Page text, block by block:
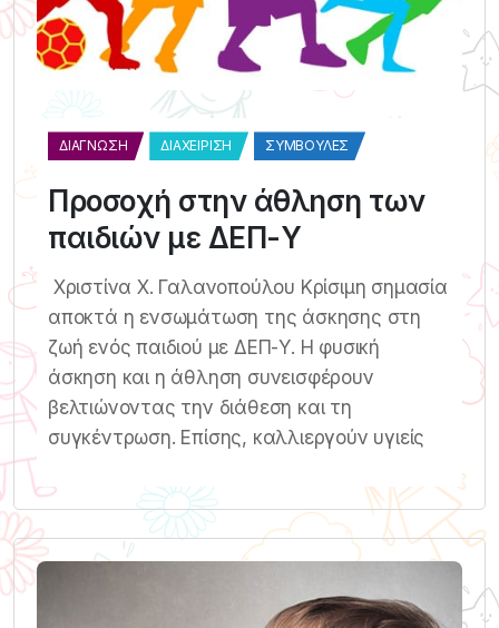
ΔΙΆΓΝΩΣΗ ΔΙΑΧΕΊΡΙΣΗ ΣΥΜΒΟΥΛΈΣ
Προσοχή στην άθληση των
παιδιών με ΔΕΠ-Υ
Χριστίνα Χ. Γαλανοπούλου Κρίσιμη σημασία
αποκτά η ενσωμάτωση της άσκησης στη
ζωή ενός παιδιού με ΔΕΠ-Υ. Η φυσική
άσκηση και η άθληση συνεισφέρουν
βελτιώνοντας την διάθεση και τη
συγκέντρωση. Επίσης, καλλιεργούν υγιείς